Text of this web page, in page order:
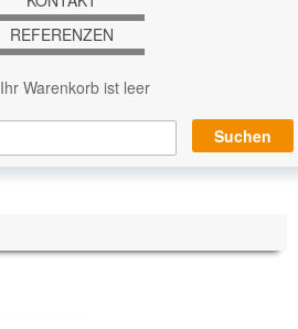
REFERENZEN
Ihr Warenkorb ist leer